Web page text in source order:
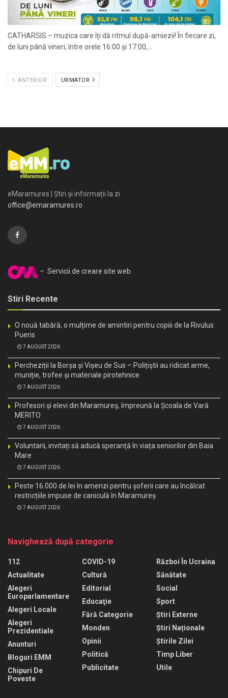
CATHARSIS – muzica care îți dă ritmul după-amiezii! În fiecare zi,
de luni până vineri, între orele 16:00 și 17:00,...
ANTERIOR URMATOR
eMaramures | Știri și informații la zi
office@emaramures.ro
– Servicii de creare site web
Stiri Recente
O nouă tabără, o mulțime de amintiri pentru copiii de la Rivulus
Pueris
7 AUGUST 2026
Percheziții la Borșa și Vișeu de Sus – Polițiștii au ridicat arme,
muniție, trofee și materiale pirotehnice
7 AUGUST 2026
Profesori și elevi din Maramureș, împreună la Școala de Vară
MERITO
7 AUGUST 2026
Voluntarii, invitați să aducă speranță în viața seniorilor din Baia
Mare
7 AUGUST 2026
Peste 16.000 de lei în amenzi pentru șoferii care au încălcat
restricțiile impuse de caniculă în Maramureș
7 AUGUST 2026
Navighează după categorie
112
Actualitate
Alegeri
Europarlamentare
Alegeri Locale
Alegeri
Prezidentiale
Anunturi
Bloguri EMM
Chipuri De
Poveste
COVID-19
Cultură
Editorial
Educaţie
Fără Categorie
Monden
Opinii
Politică
Publicitate
Război În Ucraina
Sănătate
Social
Sport
Știri Externe
Știri Naționale
Știrile Zilei
Timp Liber
Utile